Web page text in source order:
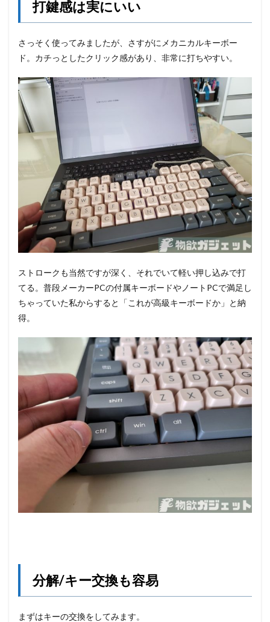
打鍵感は実にいい
さっそく使ってみましたが、さすがにメカニカルキーボー
ド。カチっとしたクリック感があり、非常に打ちやすい。
ストロークも当然ですが深く、それでいて軽い押し込みで打
てる。普段メーカーPCの付属キーボードやノートPCで満足し
ちゃっていた私からすると「これが高級キーボードか」と納
得。
分解/キー交換も容易
まずはキーの交換をしてみます。